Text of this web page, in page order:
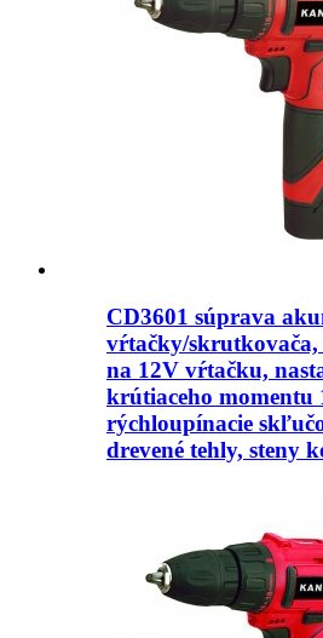
CD3601 súprava
vŕtačky/skrutkovača,
na 12V vŕtačku,
krútiaceho momentu
rýchloupínacie
drevené tehly, steny